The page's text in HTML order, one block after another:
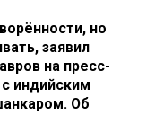
но
заявил
на пресс-
индийским
Об